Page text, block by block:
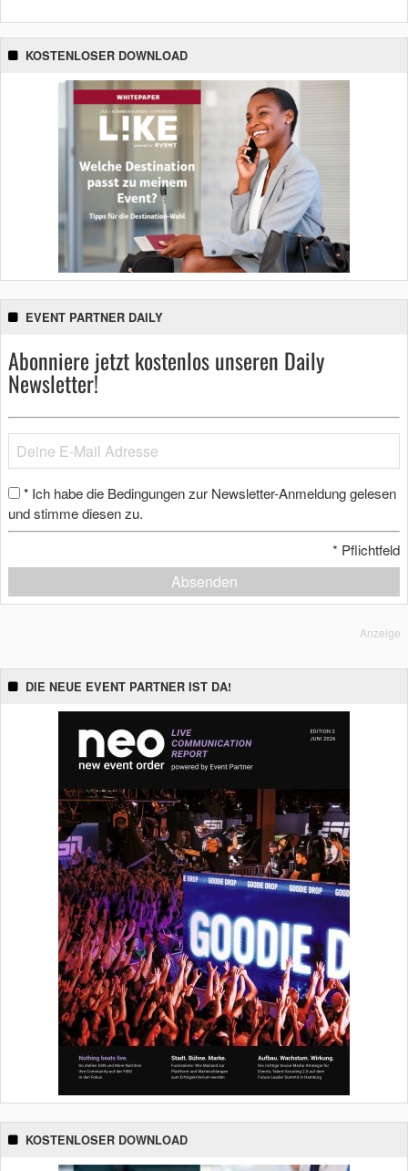
KOSTENLOSER DOWNLOAD
EVENT PARTNER DAILY
Abonniere jetzt kostenlos unseren Daily
Newsletter!
* Ich habe die Bedingungen zur Newsletter-Anmeldung gelesen
und stimme diesen zu.
* Pflichtfeld
Absenden
Anzeige
DIE NEUE EVENT PARTNER IST DA!
KOSTENLOSER DOWNLOAD